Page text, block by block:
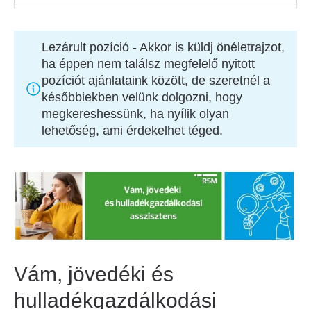
Lezárult pozíció - Akkor is küldj önéletrajzot,
ha éppen nem találsz megfelelő nyitott
pozíciót ajánlataink között, de szeretnél a
későbbiekben velünk dolgozni, hogy
megkereshessünk, ha nyílik olyan
lehetőség, ami érdekelhet téged.
Vám, jövedéki és
hulladékgazdálkodási